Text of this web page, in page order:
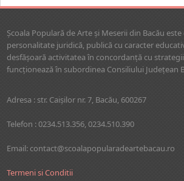
Şcoala Populară de Arte şi Meserii din Bacău
personalitate juridică, publică cu caracter
desfăşoară activitatea în concordanţă cu
funcţionează în subordinea Consiliului Judeţean
Adresa : str. Caişilor nr. 7, Bacău, 600267
Telefon : 0234.513.356, 0234.510.390
Email: contact@scoalapopularadeartebacau.ro
Termeni si Conditii